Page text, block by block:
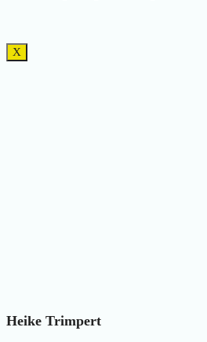
X
Heike Trimpert